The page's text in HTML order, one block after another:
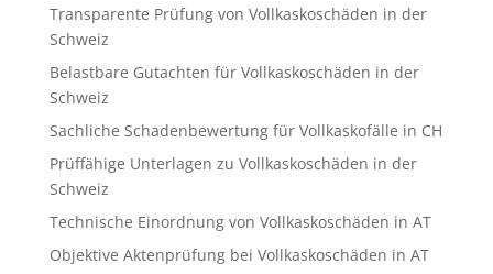
Transparente Prüfung von Vollkaskoschäden in der
Schweiz
Belastbare Gutachten für Vollkaskoschäden in der
Schweiz
Sachliche Schadenbewertung für Vollkaskofälle in CH
Prüffähige Unterlagen zu Vollkaskoschäden in der
Schweiz
Technische Einordnung von Vollkaskoschäden in AT
Objektive Aktenprüfung bei Vollkaskoschäden in AT